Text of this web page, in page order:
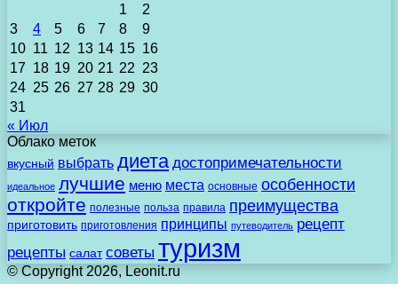
1
2
3
4 5 6 7 8
9
10 11 12 13 14 15 16
17 18 19 20 21 22 23
24 25 26 27 28 29 30
31
« Июл
Облако меток
вкусный выбрать диета достопримечательности
идеальное лучшие меню места основные особенности
откройте полезные польза правила преимущества
приготовить приготовления принципы путеводитель рецепт
рецепты салат советы туризм
© Copyright 2026, Leonit.ru